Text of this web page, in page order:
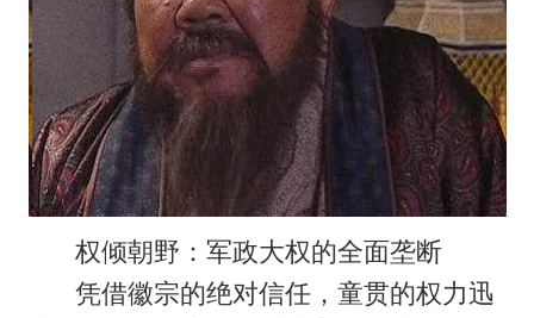
权倾朝野：军政大权的全面垄断
凭借徽宗的绝对信任，童贯的权力迅